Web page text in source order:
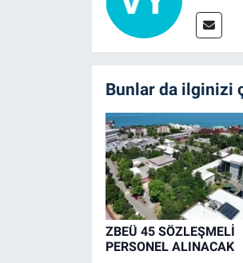
Bunlar da ilginizi
ZBEÜ 45 SÖZLEŞMELİ
PERSONEL ALINACAK